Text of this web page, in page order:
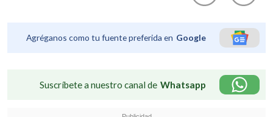
Agréganos como tu fuente preferida en Google
Suscríbete a nuestro canal de Whatsapp